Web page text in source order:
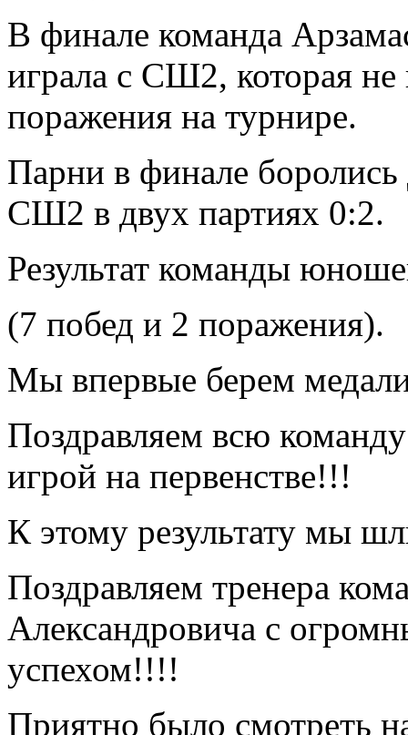
В финале команда
играла с СШ2, которая не
поражения на турнире.
Парни в финале
СШ2 в двух партиях 0:2.
Результат команды
(7 побед и 2 поражения).
Мы впервые берем
Поздравляем всю
игрой на первенстве!!!
К этому результату мы
Поздравляем тренера
Александровича с
успехом!!!!
Приятно было смотреть